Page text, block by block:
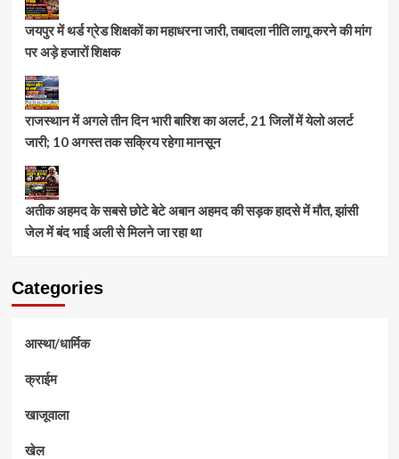
जयपुर में थर्ड ग्रेड शिक्षकों का महाधरना जारी, तबादला नीति लागू करने की मांग
पर अड़े हजारों शिक्षक
राजस्थान में अगले तीन दिन भारी बारिश का अलर्ट, 21 जिलों में येलो अलर्ट
जारी; 10 अगस्त तक सक्रिय रहेगा मानसून
अतीक अहमद के सबसे छोटे बेटे अबान अहमद की सड़क हादसे में मौत, झांसी
जेल में बंद भाई अली से मिलने जा रहा था
Categories
आस्था/धार्मिक
क्राईम
खाजूवाला
खेल